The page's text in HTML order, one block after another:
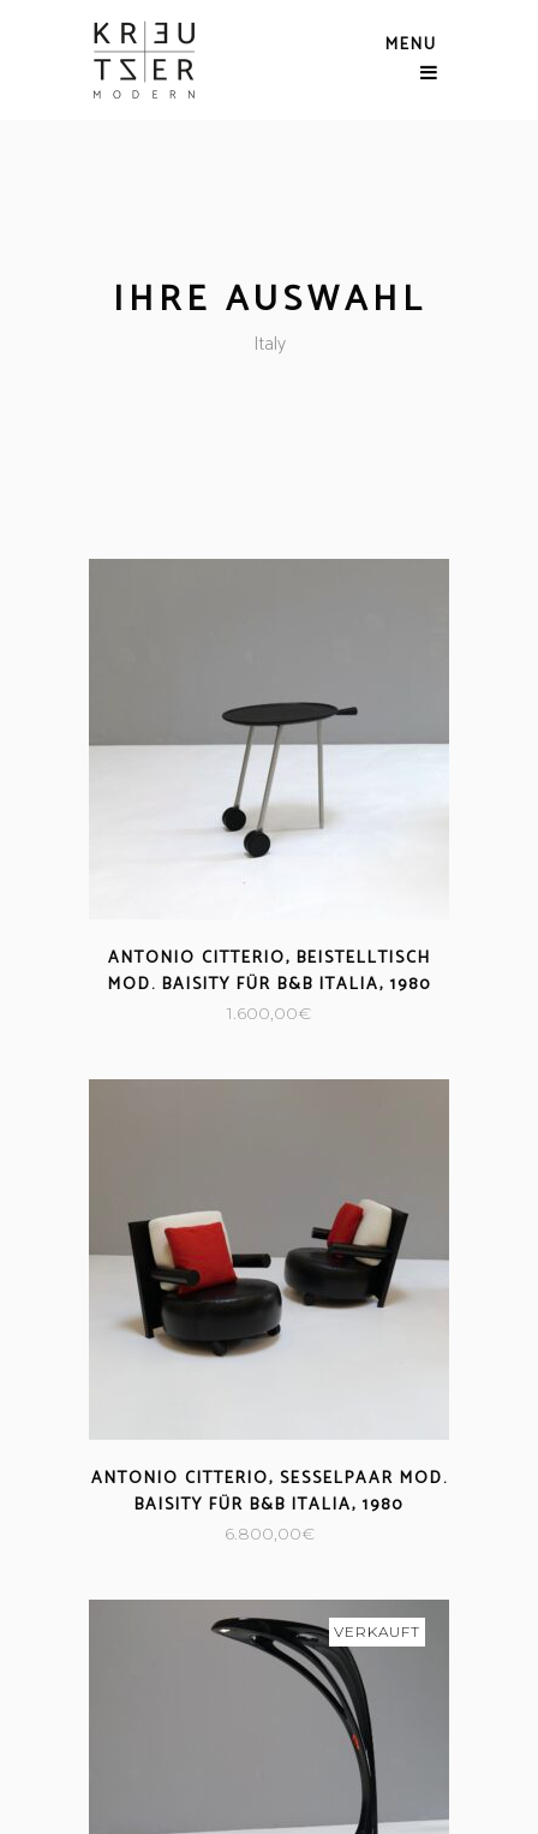
MENU
IHRE AUSWAHL
Italy
ANTONIO CITTERIO, BEISTELLTISCH
MOD. BAISITY FÜR B&B ITALIA, 1980
1.600,00€
ANTONIO CITTERIO, SESSELPAAR MOD.
BAISITY FÜR B&B ITALIA, 1980
6.800,00€
VERKAUFT